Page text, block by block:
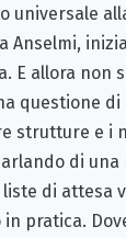
universale
Anselmi,
E allora non
questione
strutture e i
di una
di attesa
in pratica.